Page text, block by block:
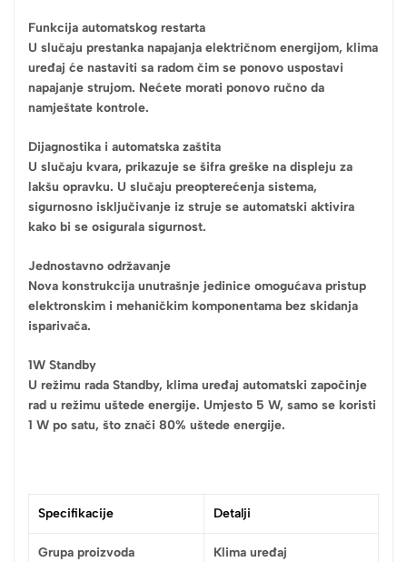
Funkcija automatskog restarta
U slučaju prestanka napajanja električnom energijom, klima
uređaj će nastaviti sa radom čim se ponovo uspostavi
napajanje strujom. Nećete morati ponovo ručno da
namještate kontrole.
Dijagnostika i automatska zaštita
U slučaju kvara, prikazuje se šifra greške na displeju za
lakšu opravku. U slučaju preopterećenja sistema,
sigurnosno isključivanje iz struje se automatski aktivira
kako bi se osigurala sigurnost.
Jednostavno održavanje
Nova konstrukcija unutrašnje jedinice omogućava pristup
elektronskim i mehaničkim komponentama bez skidanja
isparivača.
1W Standby
U režimu rada Standby, klima uređaj automatski započinje
rad u režimu uštede energije. Umjesto 5 W, samo se koristi
1 W po satu, što znači 80% uštede energije.
Specifikacije Detalji
Grupa proizvoda Klima uređaj